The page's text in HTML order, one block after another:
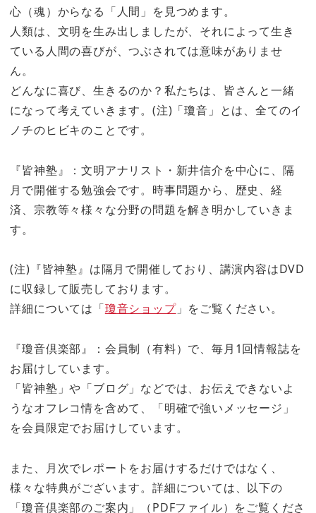
心（魂）からなる「人間」を見つめます。
人類は、文明を生み出しましたが、それによって生き
ている人間の喜びが、つぶされては意味がありませ
ん。
どんなに喜び、生きるのか？私たちは、皆さんと一緒
になって考えていきます。(注)「瓊音」とは、全てのイ
ノチのヒビキのことです。
『皆神塾』：文明アナリスト・新井信介を中心に、隔
月で開催する勉強会です。時事問題から、歴史、経
済、宗教等々様々な分野の問題を解き明かしていきま
す。
(注)『皆神塾』は隔月で開催しており、講演内容はDVD
に収録して販売しております。
詳細については「瓊音ショップ」をご覧ください。
『瓊音倶楽部』：会員制（有料）で、毎月1回情報誌を
お届けしています。
「皆神塾」や「ブログ」などでは、お伝えできないよ
うなオフレコ情を含めて、「明確で強いメッセージ」
を会員限定でお届けしています。
また、月次でレポートをお届けするだけではなく、
様々な特典がございます。詳細については、以下の
「瓊音倶楽部のご案内」（PDFファイル）をご覧くださ